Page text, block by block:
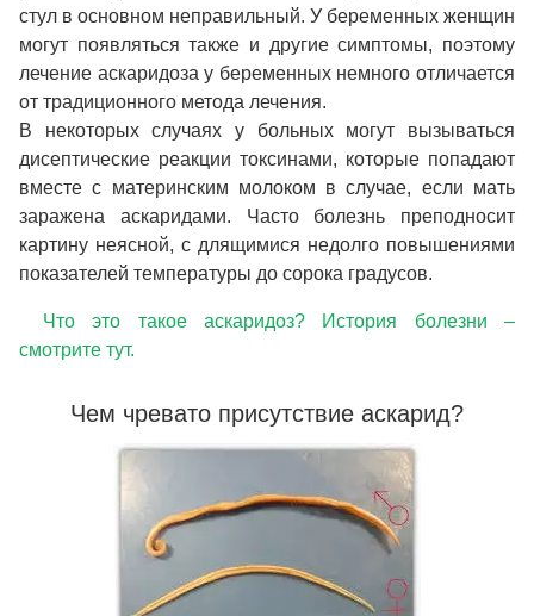
стул в основном неправильный. У беременных женщин
могут появляться также и другие симптомы, поэтому
лечение аскаридоза у беременных немного отличается
от традиционного метода лечения.
В некоторых случаях у больных могут вызываться
дисептические реакции токсинами, которые попадают
вместе с материнским молоком в случае, если мать
заражена аскаридами. Часто болезнь преподносит
картину неясной, с длящимися недолго повышениями
показателей температуры до сорока градусов.
Что это такое аскаридоз? История болезни –
смотрите тут.
Чем чревато присутствие аскарид?